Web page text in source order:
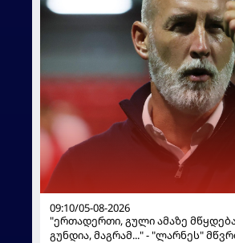
09:10/05-08-2026
"ერთადერთი, გული ამაზე
გუნდია, მაგრამ..." - "ლარნეს"